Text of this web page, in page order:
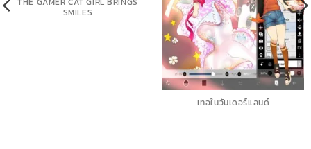
SMILES
เทอในวันเดอร์แลนด์